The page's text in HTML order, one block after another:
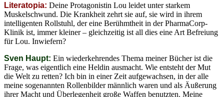
Literatopia: Deine Protagonistin Lou leidet unter starkem
Muskelschwund. Die Krankheit zehrt sie auf, sie wird in ihrem
intelligenten Rollstuhl, der eine Berühmtheit in der PharmaCorp-
Klinik ist, immer kleiner – gleichzeitig ist all dies eine Art Befreiung
für Lou. Inwiefern?
Sven Haupt: Ein wiederkehrendes Thema meiner Bücher ist die
Frage, was eigentlich eine Heldin ausmacht. Wie entsteht der Mut
die Welt zu retten? Ich bin in einer Zeit aufgewachsen, in der alle
meine sogenannten Rollenbilder männlich waren und als Äußerung
ihrer Macht und Überlegenheit große Waffen benutzten. Meine